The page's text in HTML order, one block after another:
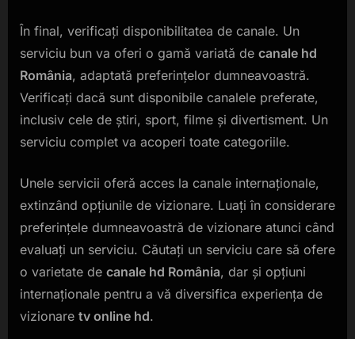
În final, verificați disponibilitatea de canale. Un
serviciu bun va oferi o gamă variată de canale hd
România, adaptată preferințelor dumneavoastră.
Verificați dacă sunt disponibile canalele preferate,
inclusiv cele de știri, sport, filme și divertisment. Un
serviciu complet va acoperi toate categoriile.
Unele servicii oferă acces la canale internaționale,
extinzând opțiunile de vizionare. Luați în considerare
preferințele dumneavoastră de vizionare atunci când
evaluați un serviciu. Căutați un serviciu care să ofere
o varietate de canale hd România, dar și opțiuni
internaționale pentru a vă diversifica experiența de
vizionare tv online hd.